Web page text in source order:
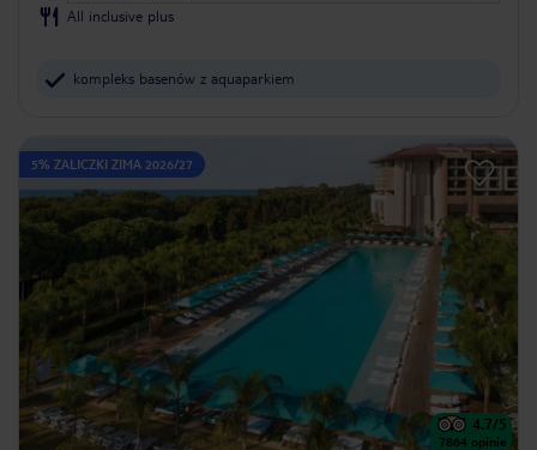
All inclusive plus
kompleks basenów z aquaparkiem
5% ZALICZKI ZIMA 2026/27
4.7/5
7864 opinie